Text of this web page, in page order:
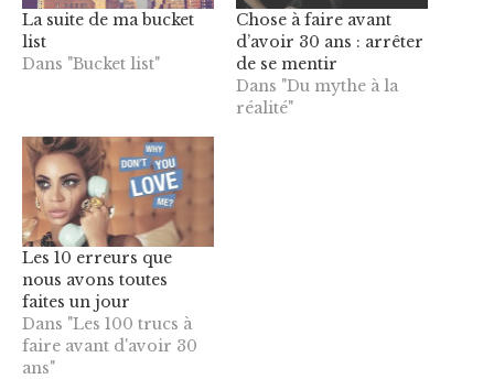
La suite de ma bucket
list
Dans "Bucket list"
Chose à faire avant
d’avoir 30 ans : arrêter
de se mentir
Dans "Du mythe à la
réalité"
Les 10 erreurs que
nous avons toutes
faites un jour
Dans "Les 100 trucs à
faire avant d'avoir 30
ans"